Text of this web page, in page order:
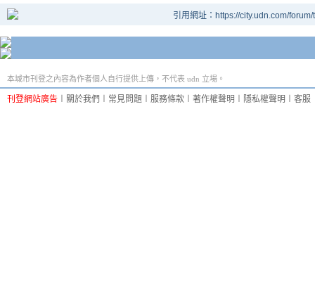
引用網址：https://city.udn.com/
本城市刊登之內容為作者個人自行提供上傳，不代表 udn 立場。
刊登網站廣告 關於我們 常見問題 服務條款 著作權聲明 隱私權聲明 客服